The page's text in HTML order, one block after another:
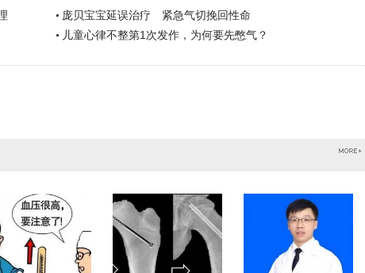
庞贝宝宝延误治疗 紧急气切挽回性命
儿童心律不整第1次发作，为何要先憋气？